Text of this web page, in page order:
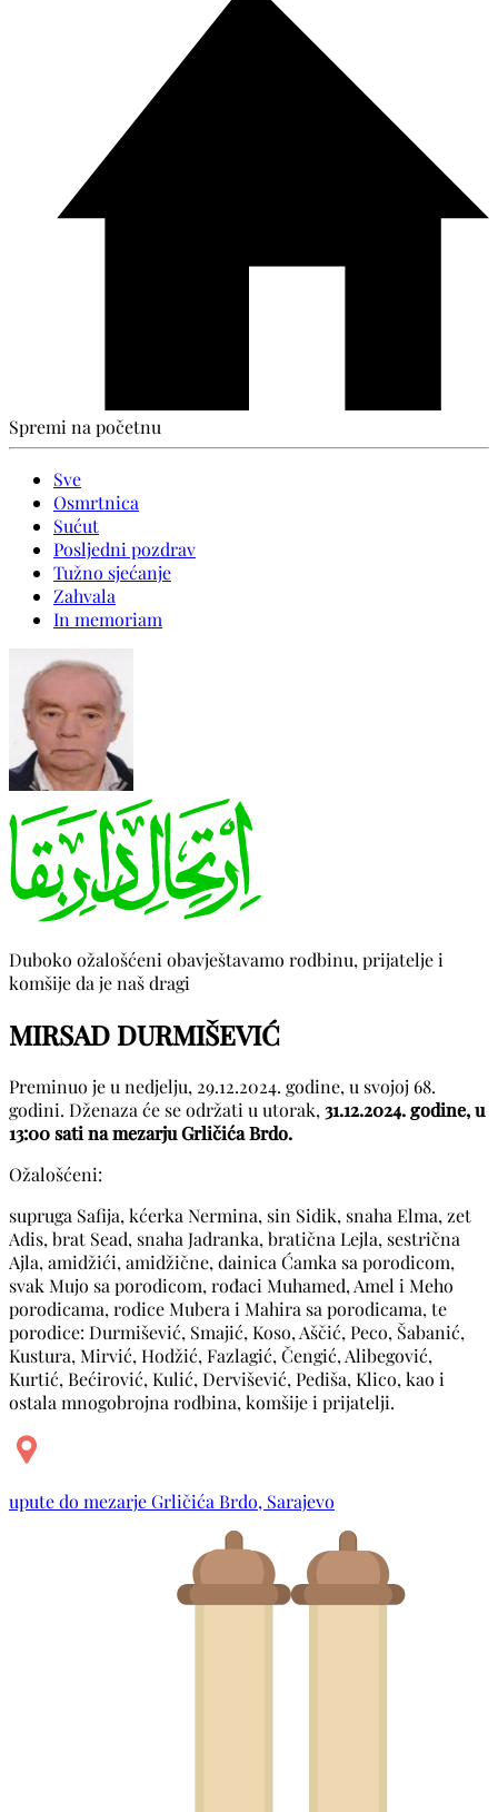
Spremi na početnu
Sve
Osmrtnica
Sućut
Posljedni pozdrav
Tužno sjećanje
Zahvala
In memoriam
Duboko ožalošćeni obavještavamo rodbinu, prijatelje i
komšije da je naš dragi
MIRSAD DURMIŠEVIĆ
Preminuo je u nedjelju, 29.12.2024. godine, u svojoj 68.
godini. Dženaza će se održati u utorak, 31.12.2024. godine, u
13:00 sati na mezarju Grličića Brdo.
Ožalošćeni:
supruga Safija, kćerka Nermina, sin Sidik, snaha Elma, zet
Adis, brat Sead, snaha Jadranka, bratična Lejla, sestrična
Ajla, amidžići, amidžične, dainica Ćamka sa porodicom,
svak Mujo sa porodicom, rođaci Muhamed, Amel i Meho
porodicama, rodice Mubera i Mahira sa porodicama, te
porodice: Durmišević, Smajić, Koso, Aščić, Peco, Šabanić,
Kustura, Mirvić, Hodžić, Fazlagić, Čengić, Alibegović,
Kurtić, Bećirović, Kulić, Dervišević, Pediša, Klico, kao i
ostala mnogobrojna rodbina, komšije i prijatelji.
upute do mezarje Grličića Brdo, Sarajevo